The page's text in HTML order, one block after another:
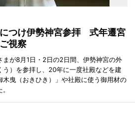
つけ伊勢神宮参拝 式年遷宮
視察
まが8月1日・2日の2日間、伊勢神宮の外
）を参拝し、20年に一度社殿などを建
曳（おきひき）」や社殿に使う御用材の